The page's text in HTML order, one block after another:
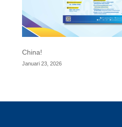
China!
Januari 23, 2026